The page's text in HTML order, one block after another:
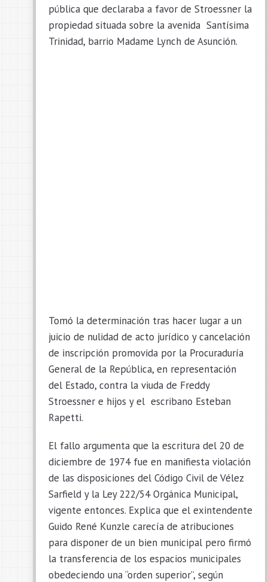
pública que declaraba a favor de Stroessner la
propiedad situada sobre la avenida Santísima
Trinidad, barrio Madame Lynch de Asunción.
Tomó la determinación tras hacer lugar a un
juicio de nulidad de acto jurídico y cancelación
de inscripción promovida por la Procuraduría
General de la República, en representación
del Estado, contra la viuda de Freddy
Stroessner e hijos y el escribano Esteban
Rapetti.
El fallo argumenta que la escritura del 20 de
diciembre de 1974 fue en manifiesta violación
de las disposiciones del Código Civil de Vélez
Sarfield y la Ley 222/54 Orgánica Municipal,
vigente entonces. Explica que el exintendente
Guido René Kunzle carecía de atribuciones
para disponer de un bien municipal pero firmó
la transferencia de los espacios municipales
obedeciendo una “orden superior”, según